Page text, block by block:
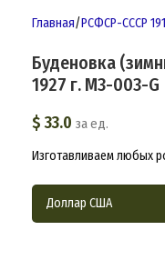
Главная РСФСР-СССР
Буденовка
1927 г. M3-003-G
$33.0 за ед.
Изготавливаем любых